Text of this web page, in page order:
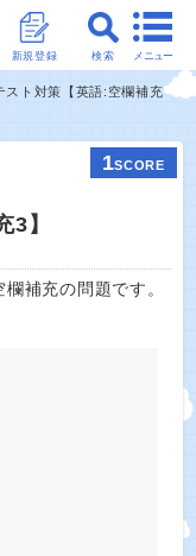
メニュー
検索
新規登録
スト対策【英語:空欄補充
1SCORE
】
補充の問題です。